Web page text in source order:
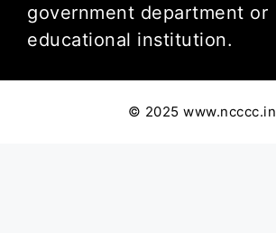
government department or
educational institution.
© 2025 www.ncccc.in